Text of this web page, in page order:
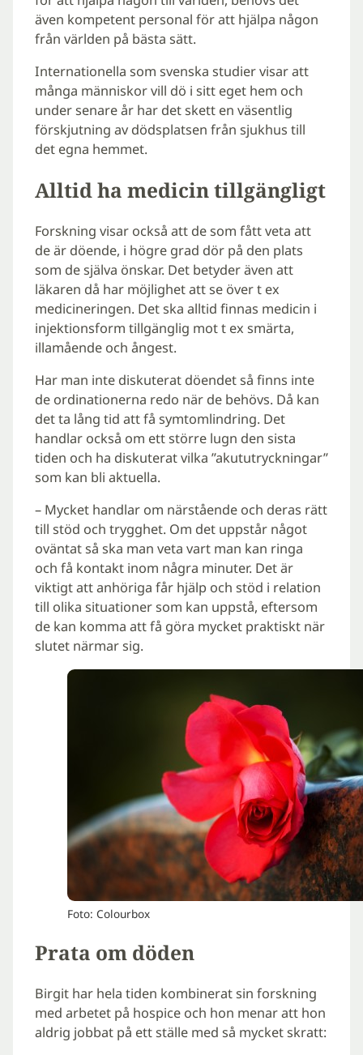
även kompetent personal för att hjälpa någon
från världen på bästa sätt.
Internationella som svenska studier visar att
många människor vill dö i sitt eget hem och
under senare år har det skett en väsentlig
förskjutning av dödsplatsen från sjukhus till
det egna hemmet.
Alltid ha medicin tillgängligt
Forskning visar också att de som fått veta att
de är döende, i högre grad dör på den plats
som de själva önskar. Det betyder även att
läkaren då har möjlighet att se över t ex
medicineringen. Det ska alltid finnas medicin i
injektionsform tillgänglig mot t ex smärta,
illamående och ångest.
Har man inte diskuterat döendet så finns inte
de ordinationerna redo när de behövs. Då kan
det ta lång tid att få symtomlindring. Det
handlar också om ett större lugn den sista
tiden och ha diskuterat vilka ”akututryckningar”
som kan bli aktuella.
– Mycket handlar om närstående och deras rätt
till stöd och trygghet. Om det uppstår något
oväntat så ska man veta vart man kan ringa
och få kontakt inom några minuter. Det är
viktigt att anhöriga får hjälp och stöd i relation
till olika situationer som kan uppstå, eftersom
de kan komma att få göra mycket praktiskt när
slutet närmar sig.
Foto: Colourbox
Prata om döden
Birgit har hela tiden kombinerat sin forskning
med arbetet på hospice och hon menar att hon
aldrig jobbat på ett ställe med så mycket skratt: